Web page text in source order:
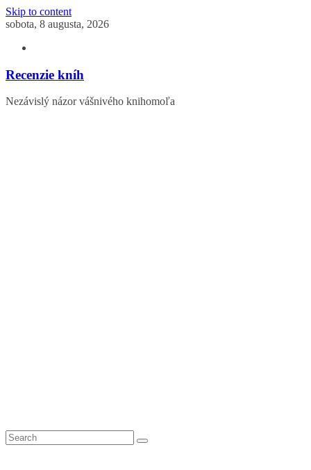
Skip to content
sobota, 8 augusta, 2026
Recenzie kníh
Nezávislý názor vášnivého knihomoľa